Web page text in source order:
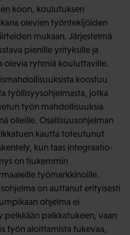
koon, koulutuksen
olevien työntekijöiden
mukaan. Järjestelmä
pienille yrityksille ja
olevia ryhmiä kouluttaville.
koostuu
työllisyysohjelmasta, jotka
työn mahdollisuuksia
olleille. Osallisuusohjelman
kautta toteutunut
kun taas integraatio-
on tiukemmin
työmarkkinoille.
on auttanut erityisesti
ohjelma ei
pelkkään palkkatukeen, vaan
työn aloittamista tukevaa,